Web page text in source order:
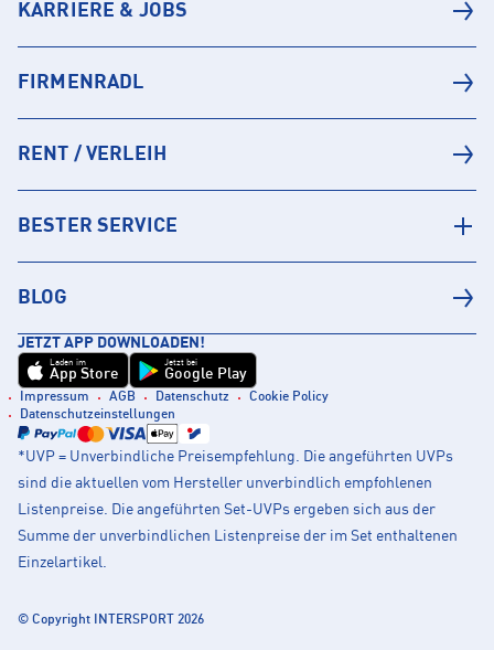
KARRIERE & JOBS
FIRMENRADL
RENT / VERLEIH
BESTER SERVICE
BLOG
JETZT APP DOWNLOADEN!
Laden im
App Store
Jetzt bei
Google Play
Impressum AGB Datenschutz
Cookie Policy
Datenschutzeinstellungen
*UVP = Unverbindliche Preisempfehlung. Die angeführten UVPs
sind die aktuellen vom Hersteller unverbindlich empfohlenen
Listenpreise. Die angeführten Set-UVPs ergeben sich aus der
Summe der unverbindlichen Listenpreise der im Set enthaltenen
Einzelartikel.
© Copyright INTERSPORT 2026